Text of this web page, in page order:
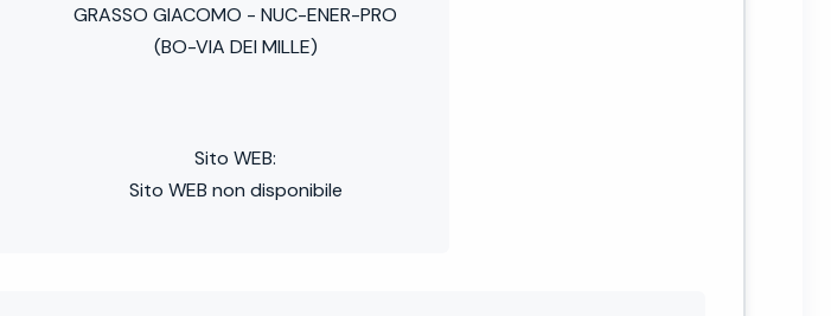
GRASSO GIACOMO - NUC-ENER-PRO
(BO-VIA DEI MILLE)
Sito WEB:
Sito WEB non disponibile